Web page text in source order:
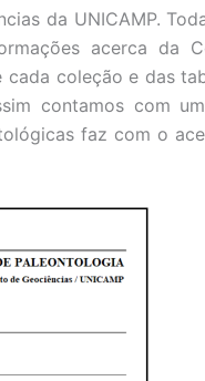
da UNICAMP.
acerca da
coleção e das
contamos com
faz com o